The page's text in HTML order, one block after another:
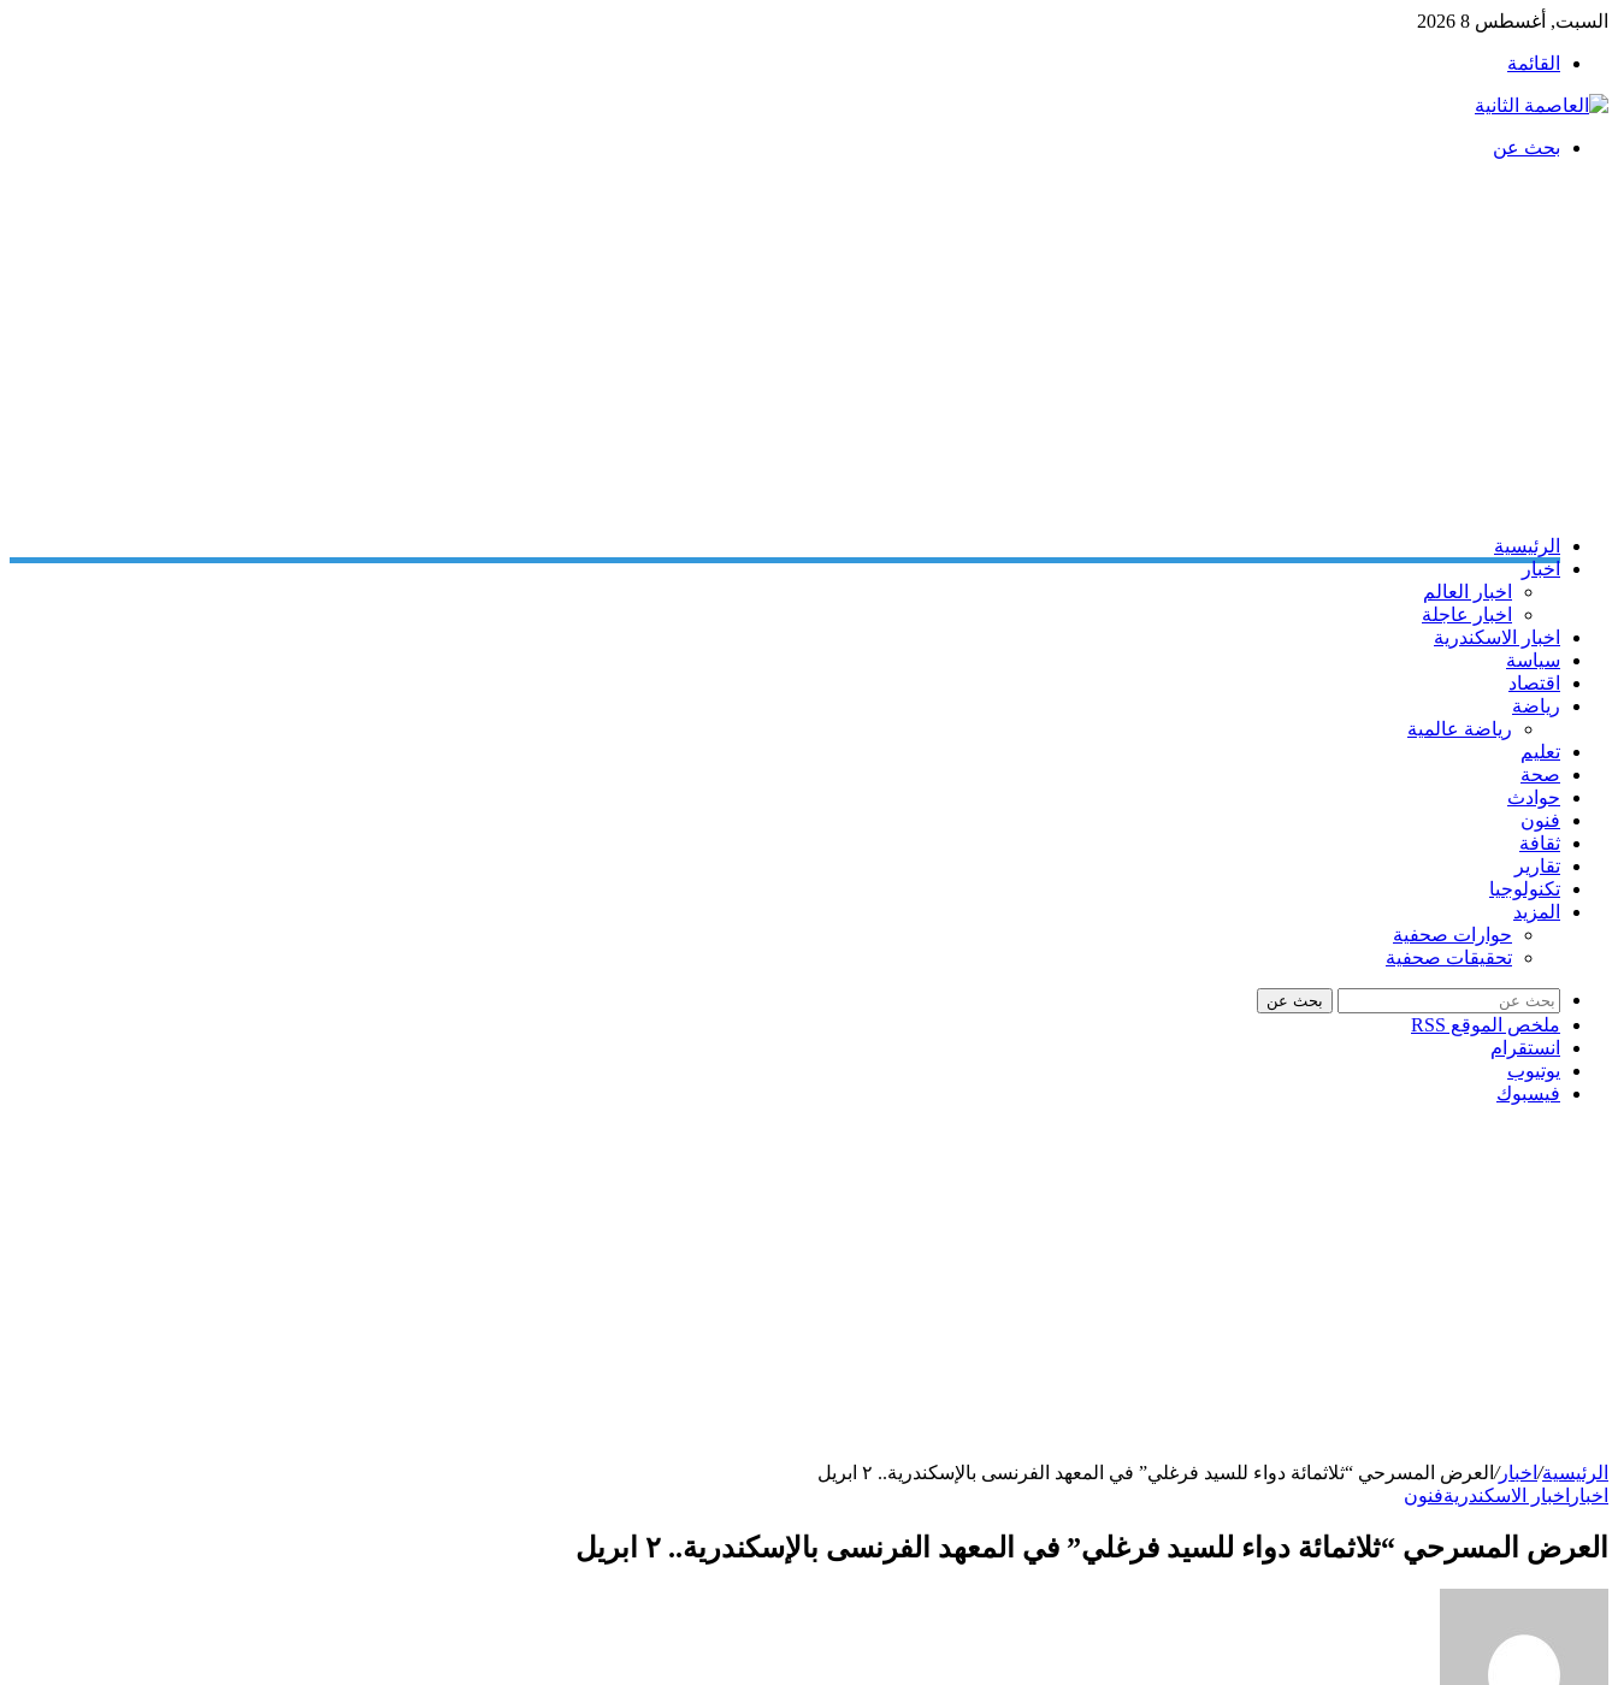
السبت, أغسطس 8 2026
القائمة
بحث عن
الرئيسية
اخبار
اخبار العالم
اخبار عاجلة
اخبار الاسكندرية
سياسة
اقتصاد
رياضة
رياضة عالمية
تعليم
صحة
حوادث
فنون
ثقافة
تقارير
تكنولوجيا
المزيد
حوارات صحفية
تحقيقات صحفية
بحث عن
ملخص الموقع RSS
انستقرام
يوتيوب
فيسبوك
الرئيسية/ اخبار/ العرض المسرحي “ثلاثمائة دواء للسيد فرغلي” في المعهد الفرنسى بالإسكندرية.. ٢ ابريل
اخبار اخبار الاسكندريةفنون
العرض المسرحي “ثلاثمائة دواء للسيد فرغلي” في المعهد الفرنسى بالإسكندرية.. ٢ ابريل